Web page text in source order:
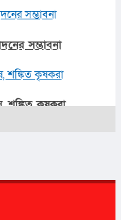
সম্ভাবনা
শঙ্কিত কৃষকরা